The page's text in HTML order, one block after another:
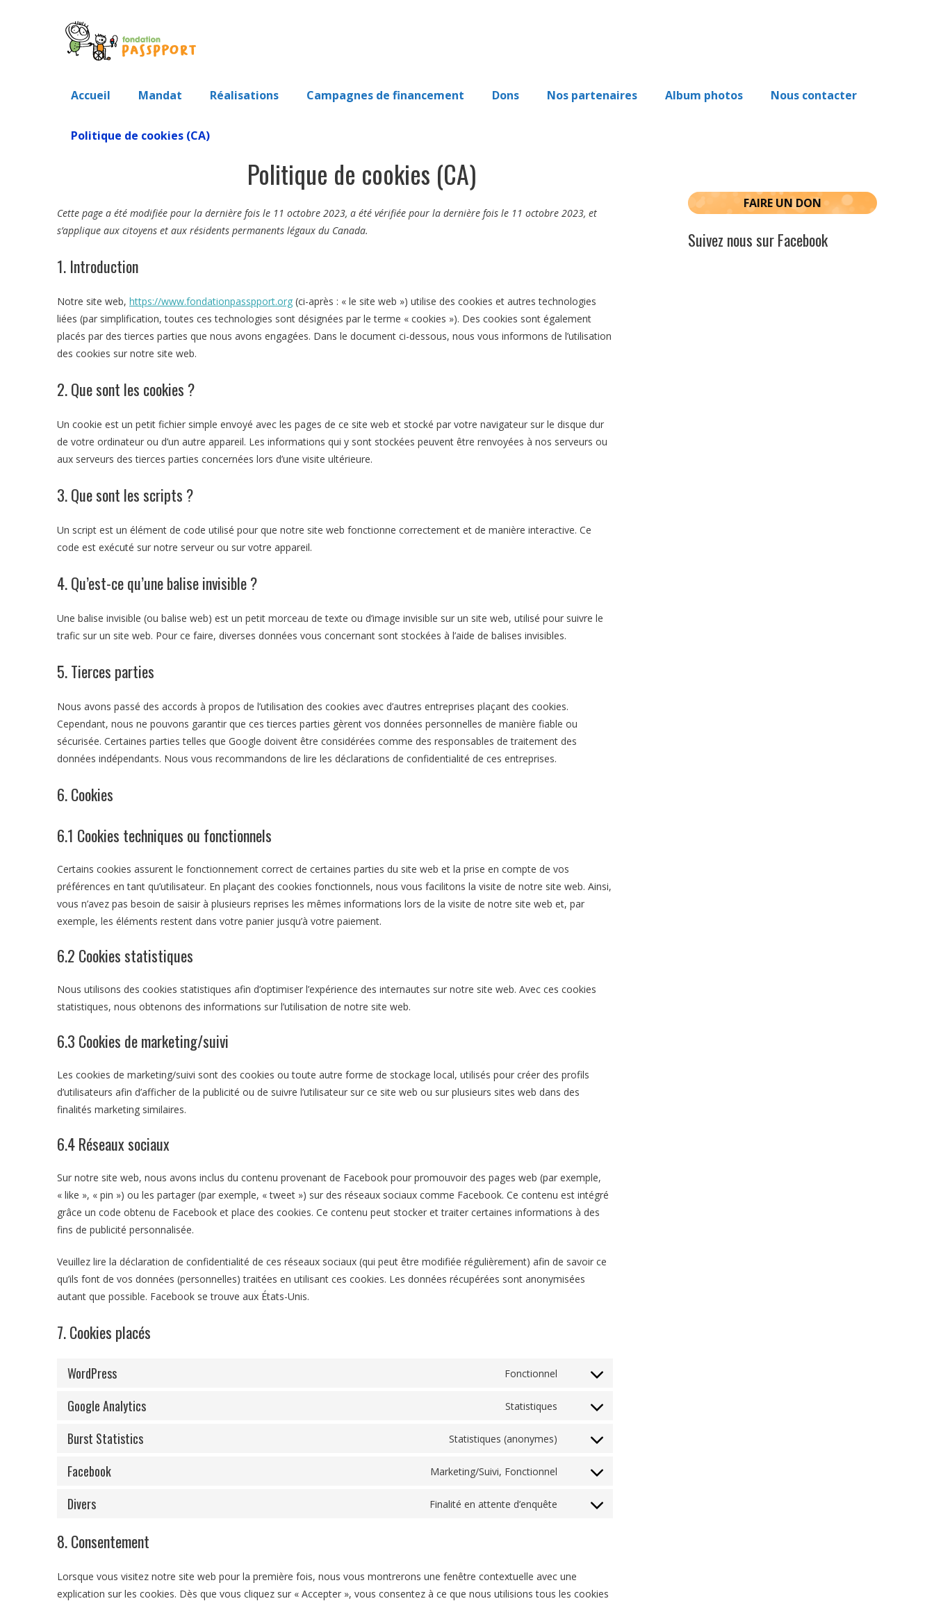
Accueil Mandat Réalisations Campagnes de financement Dons Nos partenaires Album photos Nous contacter
Politique de cookies (CA)
Politique de cookies (CA)
Cette page a été modifiée pour la dernière fois le 11 octobre 2023, a été vérifiée pour la dernière fois le 11 octobre 2023, et
s’applique aux citoyens et aux résidents permanents légaux du Canada.
1. Introduction
Notre site web, https://www.fondationpasspport.org (ci-après : « le site web ») utilise des cookies et autres technologies
liées (par simplification, toutes ces technologies sont désignées par le terme « cookies »). Des cookies sont également
placés par des tierces parties que nous avons engagées. Dans le document ci-dessous, nous vous informons de l’utilisation
des cookies sur notre site web.
2. Que sont les cookies ?
Un cookie est un petit fichier simple envoyé avec les pages de ce site web et stocké par votre navigateur sur le disque dur
de votre ordinateur ou d’un autre appareil. Les informations qui y sont stockées peuvent être renvoyées à nos serveurs ou
aux serveurs des tierces parties concernées lors d’une visite ultérieure.
3. Que sont les scripts ?
Un script est un élément de code utilisé pour que notre site web fonctionne correctement et de manière interactive. Ce
code est exécuté sur notre serveur ou sur votre appareil.
4. Qu’est-ce qu’une balise invisible ?
Une balise invisible (ou balise web) est un petit morceau de texte ou d’image invisible sur un site web, utilisé pour suivre le
trafic sur un site web. Pour ce faire, diverses données vous concernant sont stockées à l’aide de balises invisibles.
5. Tierces parties
Nous avons passé des accords à propos de l’utilisation des cookies avec d’autres entreprises plaçant des cookies.
Cependant, nous ne pouvons garantir que ces tierces parties gèrent vos données personnelles de manière fiable ou
sécurisée. Certaines parties telles que Google doivent être considérées comme des responsables de traitement des
données indépendants. Nous vous recommandons de lire les déclarations de confidentialité de ces entreprises.
6. Cookies
6.1 Cookies techniques ou fonctionnels
Certains cookies assurent le fonctionnement correct de certaines parties du site web et la prise en compte de vos
préférences en tant qu’utilisateur. En plaçant des cookies fonctionnels, nous vous facilitons la visite de notre site web. Ainsi,
vous n’avez pas besoin de saisir à plusieurs reprises les mêmes informations lors de la visite de notre site web et, par
exemple, les éléments restent dans votre panier jusqu’à votre paiement.
6.2 Cookies statistiques
Nous utilisons des cookies statistiques afin d’optimiser l’expérience des internautes sur notre site web. Avec ces cookies
statistiques, nous obtenons des informations sur l’utilisation de notre site web.
6.3 Cookies de marketing/suivi
Les cookies de marketing/suivi sont des cookies ou toute autre forme de stockage local, utilisés pour créer des profils
d’utilisateurs afin d’afficher de la publicité ou de suivre l’utilisateur sur ce site web ou sur plusieurs sites web dans des
finalités marketing similaires.
6.4 Réseaux sociaux
Sur notre site web, nous avons inclus du contenu provenant de Facebook pour promouvoir des pages web (par exemple,
« like », « pin ») ou les partager (par exemple, « tweet ») sur des réseaux sociaux comme Facebook. Ce contenu est intégré
grâce un code obtenu de Facebook et place des cookies. Ce contenu peut stocker et traiter certaines informations à des
fins de publicité personnalisée.
Veuillez lire la déclaration de confidentialité de ces réseaux sociaux (qui peut être modifiée régulièrement) afin de savoir ce
qu’ils font de vos données (personnelles) traitées en utilisant ces cookies. Les données récupérées sont anonymisées
autant que possible. Facebook se trouve aux États-Unis.
7. Cookies placés
WordPress Fonctionnel
Consent
service
wordpress
Google Analytics Statistiques
Consent
service
google-
Burst Statistics Statistiques (anonymes)
Consent
service
burst-
Facebook Marketing/Suivi, Fonctionnel
Consent
service
Divers Finalité en attente d’enquête
Consent
8. Consentement
Lorsque vous visitez notre site web pour la première fois, nous vous montrerons une fenêtre contextuelle avec une
explication sur les cookies. Dès que vous cliquez sur « Accepter », vous consentez à ce que nous utilisions tous les cookies
FAIRE UN DON
Suivez nous sur Facebook